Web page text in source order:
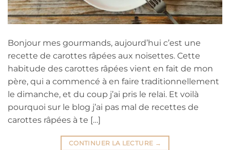
Bonjour mes gourmands, aujourd’hui c’est une
recette de carottes râpées aux noisettes. Cette
habitude des carottes râpées vient en fait de mon
père, qui a commencé à en faire traditionnellement
le dimanche, et du coup j’ai pris le relai. Et voilà
pourquoi sur le blog j’ai pas mal de recettes de
carottes râpées à te […]
CONTINUER LA LECTURE →